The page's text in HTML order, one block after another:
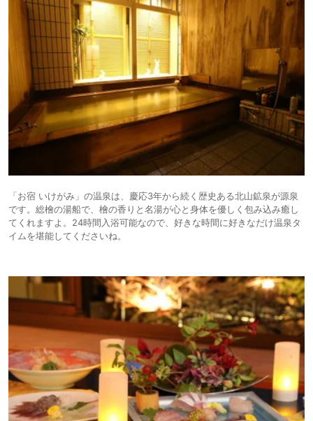
「お宿 いけがみ」の温泉は、慶応3年から続く歴史ある北山鉱泉が源泉
です。総檜の湯船で、檜の香りと名湯が心と身体を優しく包み込み癒し
てくれますよ。24時間入浴可能なので、好きな時間に好きなだけ温泉タ
イムを堪能してくださいね。